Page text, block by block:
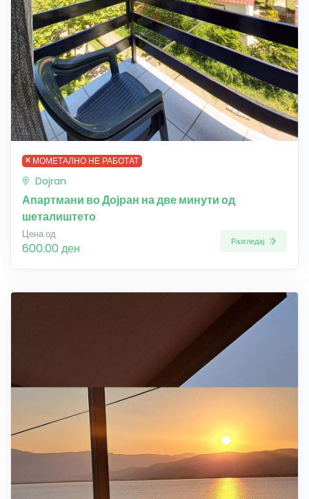
МОМЕТАЛНО НЕ РАБОТАТ
Dojran
Апартмани во Дојран на две минути од
шеталиштето
Цена од
600.00 ден Разгледај